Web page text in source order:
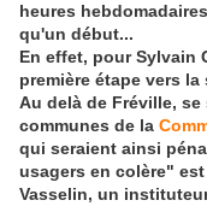
heures
qu'un début...
En effet, pour Sylvain
première étape vers
Au delà de Fréville,
communes de la
qui seraient ainsi
usagers en colère"
Vasselin, un